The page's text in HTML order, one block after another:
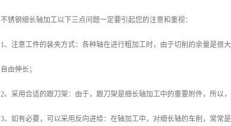
不锈钢细长轴加工以下三点问题一定要引起您的注意和重视：
1、注意工件的装夹方式：各种轴在进行粗加工时，由于切削的余量是
自由伸长；
2、采用合适的跟刀架：由于，跟刀架是细长轴加工中的重要附件，所以
3、如有必要，可以采用反向进给：在轴加工中，对细长轴的车削，常常